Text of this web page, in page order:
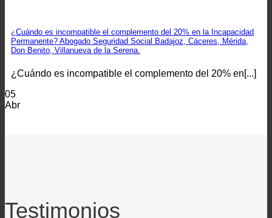
¿Cuándo es incompatible el complemento del 20% en la Incapacidad
Permanente? Abogado Seguridad Social Badajoz, Cáceres, Mérida,
Don Benito, Villanueva de la Serena.
¿Cuándo es incompatible el complemento del 20% en[...]
05
Abr
Testimonios